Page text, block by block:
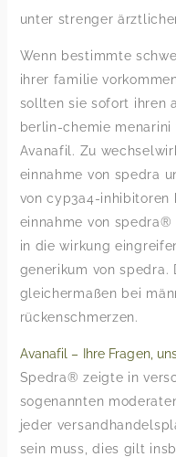
unter strenger
Wenn bestimmte
ihrer familie
sollten sie sofort ihren
berlin-chemie
Avanafil. Zu
einnahme von spedra
von cyp3a4-inhibitoren
einnahme von
in die wirkung
generikum von
gleichermaßen bei
rückenschmerzen.
Avanafil – Ihre Fragen,
Spedra® zeigte in
sogenannten
jeder
sein muss, dies gilt